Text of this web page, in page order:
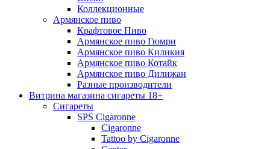
Коллекционные
Армянское пиво
Крафтовое Пиво
Армянское пиво Гюмри
Армянское пиво Киликия
Армянское пиво Котайк
Армянское пиво Дилижан
Разные производители
Витрина магазина сигареты 18+
Cигареты
SPS Cigaronne
Сigaronne
Tattoo by Cigaronne